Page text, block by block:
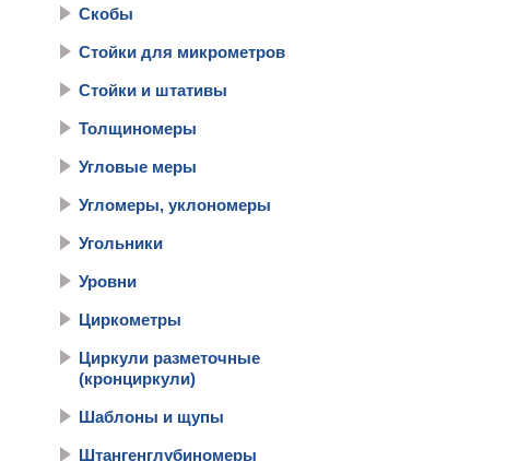
Скобы
Стойки для микрометров
Стойки и штативы
Толщиномеры
Угловые меры
Угломеры, уклономеры
Угольники
Уровни
Циркометры
Циркули разметочные
(кронциркули)
Шаблоны и щупы
Штангенглубиномеры